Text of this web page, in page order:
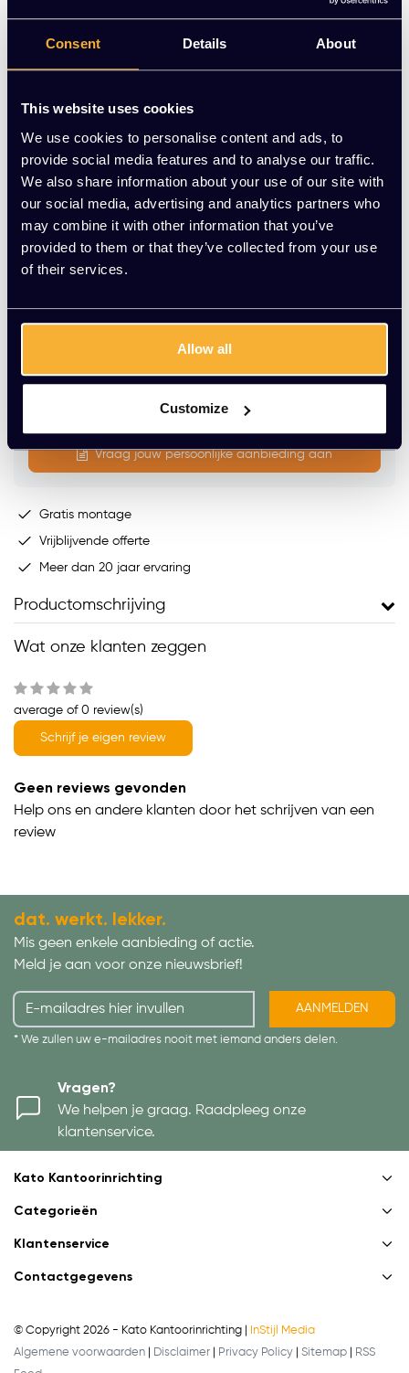
Consent Details About
This website uses cookies
We use cookies to personalise content and ads, to
provide social media features and to analyse our traffic.
We also share information about your use of our site with
our social media, advertising and analytics partners who
may combine it with other information that you’ve
provided to them or that they’ve collected from your use
of their services.
Allow all
Customize
Kabeldoorvoerdop (2 stuks) :
Kabelgoten onder werkblad (2 stuks) :
Op voorraad
+
Toevoegen aan winkelwagen
Vraag jouw persoonlijke aanbieding aan
Gratis montage
Vrijblijvende offerte
Meer dan 20 jaar ervaring
Productomschrijving
Wat onze klanten zeggen
average of 0 review(s)
Schrijf je eigen review
Geen reviews gevonden
Help ons en andere klanten door het schrijven van een
review
dat. werkt. lekker.
Mis geen enkele aanbieding of actie.
Meld je aan voor onze nieuwsbrief!
AANMELDEN
* We zullen uw e-mailadres nooit met iemand anders delen.
Vragen?
We helpen je graag. Raadpleeg onze
klantenservice.
Kato Kantoorinrichting
Categorieën
Klantenservice
Contactgegevens
© Copyright 2026 - Kato Kantoorinrichting |
InStijl Media
Algemene voorwaarden
Disclaimer Privacy Policy Sitemap
RSS